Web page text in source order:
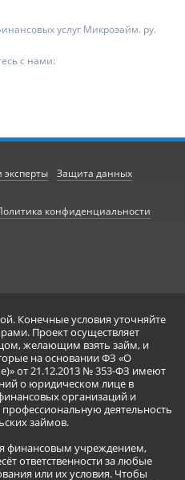
услуг Микрозайм. ру.
с нами:
эксперты Защита данных
конфиденциальности
Конечные условия уточняйте
Проект осуществляет
желающим взять займ, и
на основании ФЗ «О
от 21.12.2013 № 353-ФЗ имеют
о юридическом лице в
организаций и
деятельность
займов.
финансовым учреждением,
ответственности за любые
или их условия. Чтобы